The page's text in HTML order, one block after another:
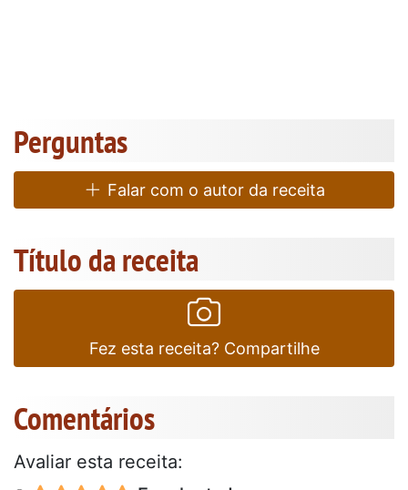
Perguntas
Falar com o autor da receita
Título da receita
Fez esta receita? Compartilhe
Comentários
Avaliar esta receita: